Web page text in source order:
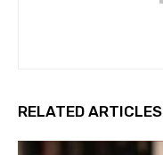
RELATED ARTICLES